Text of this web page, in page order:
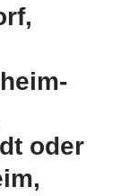
oder